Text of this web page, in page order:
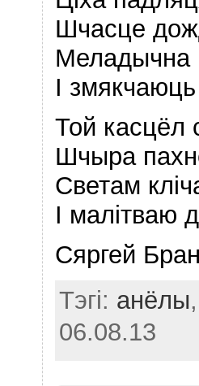
Шчасце
Меладычна
I
Той касцёл
Шчыра
Светам
I малiтваю
Сяргей
Тэгі: анёлы
06.08.13